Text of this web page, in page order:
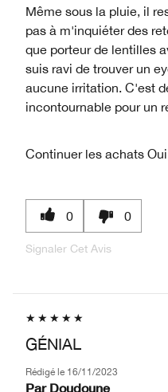
Même sous la pluie, il
pas à m'inquiéter des
que porteur de lentilles
suis ravi de trouver un
aucune irritation. C'est
incontournable pour un
Continuer les achats
0 0
Signaler Cet Avis
GÉNIAL
Rédigé le 16/11/2023
Par Doudoune